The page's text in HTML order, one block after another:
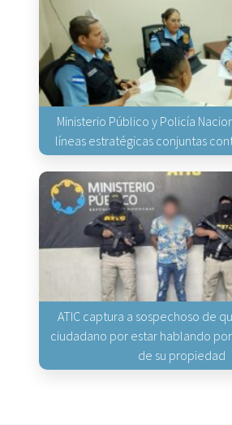
Ministerio Público y Policía
líneas estratégicas conjuntas
ATIC captura a sospechoso de
ciudadano por estar hablando
de su propiedad